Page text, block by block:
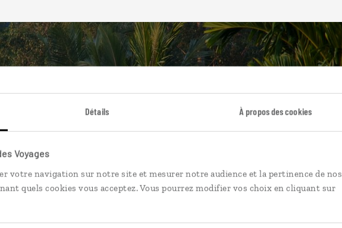
Détails À propos des cookies
Voyages
votre navigation sur notre site et mesurer notre audience et la pertinence de nos
quels cookies vous acceptez. Vous pourrez modifier vos choix en cliquant sur
Sri Lanka